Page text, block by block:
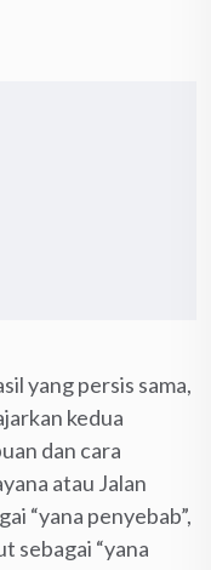
yang persis sama,
kedua
dan cara
atau Jalan
“yana penyebab”,
sebagai “yana